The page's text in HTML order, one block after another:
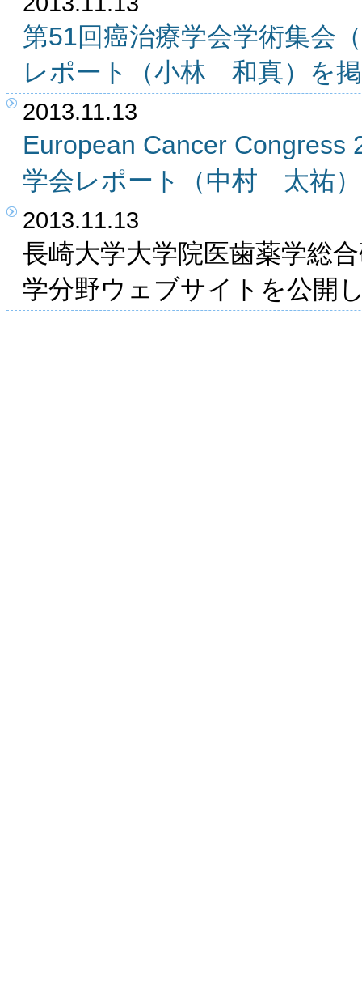
第51回癌治療学会学術集会
レポート（小林 和真）を
2013.11.13
European Cancer Congress
学会レポート（中村 太祐
2013.11.13
長崎大学大学院医歯薬学総
学分野ウェブサイトを公開